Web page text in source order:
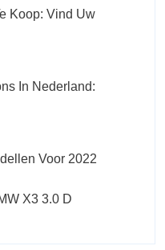
Koop: Vind Uw
In Nederland:
Voor 2022
X3 3.0 D